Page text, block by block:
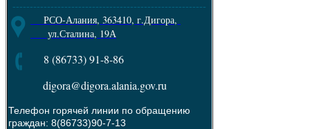
--------------------------------------------------------
РСО-Алания, 363410, г.Дигора,
ул.Сталина, 19А
8 (86733) 91-8-86
digora@digora.alania.gov.ru
Телефон горячей линии по обращению
граждан: 8(86733)90-7-13